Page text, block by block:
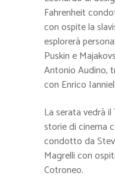
Fahrenheit
con ospite la
esplorerà
Puskin e
Antonio Audino,
con Enrico
La serata vedrà
storie di cinema
condotto da
Magrelli con
Cotroneo.